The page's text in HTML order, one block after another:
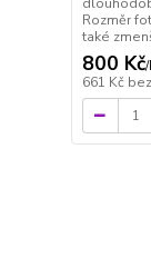
Rozměr
také
800 Kč/
661 Kč